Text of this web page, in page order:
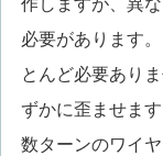
作しますが、異
必要があります
とんど必要あり
ずかに歪ませま
数ターンのワイ